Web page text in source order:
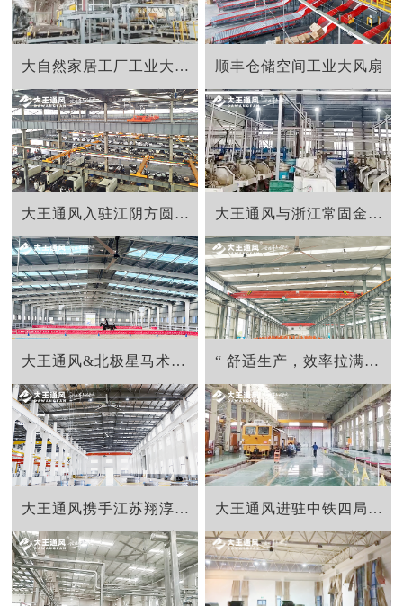
大自然家居工厂工业大吊扇 顺丰仓储空间工业大风扇
大王通风入驻江阴方圆环锻法兰生产工厂 大王通风与浙江常固金属合力打造舒适生产车间
大王通风&北极星马术学院联手打造舒适运动空间 “ 舒适生产，效率拉满！”大王通风与太湖锅炉的完美协作
大王通风携手江苏翔淳科技突破降温难题 大王通风进驻中铁四局，解决通风降温难题